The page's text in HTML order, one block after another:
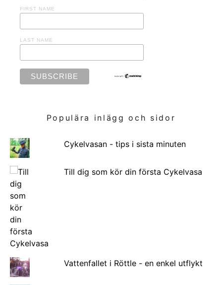
FIRST NAME
LAST NAME
Populära inlägg och sidor
Cykelvasan - tips i sista minuten
Till dig som kör din första Cykelvasa
Vattenfallet i Röttle - en enkel utflykt